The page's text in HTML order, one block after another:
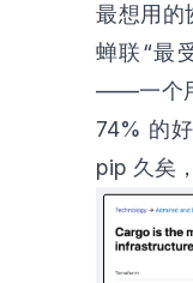
最想用的
蝉联“最
——一个
74% 的
pip 久矣